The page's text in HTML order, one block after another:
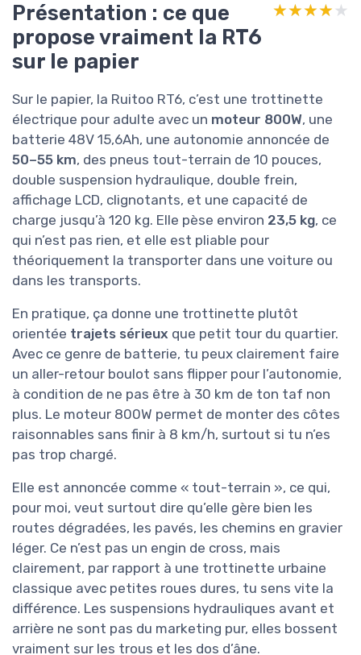
Présentation : ce que
propose vraiment la RT6
sur le papier
★★★★★
★★★★★
Sur le papier, la Ruitoo RT6, c’est une trottinette
électrique pour adulte avec un moteur 800W, une
batterie 48V 15,6Ah, une autonomie annoncée de
50–55 km, des pneus tout-terrain de 10 pouces,
double suspension hydraulique, double frein,
affichage LCD, clignotants, et une capacité de
charge jusqu’à 120 kg. Elle pèse environ 23,5 kg, ce
qui n’est pas rien, et elle est pliable pour
théoriquement la transporter dans une voiture ou
dans les transports.
En pratique, ça donne une trottinette plutôt
orientée trajets sérieux que petit tour du quartier.
Avec ce genre de batterie, tu peux clairement faire
un aller-retour boulot sans flipper pour l’autonomie,
à condition de ne pas être à 30 km de ton taf non
plus. Le moteur 800W permet de monter des côtes
raisonnables sans finir à 8 km/h, surtout si tu n’es
pas trop chargé.
Elle est annoncée comme « tout-terrain », ce qui,
pour moi, veut surtout dire qu’elle gère bien les
routes dégradées, les pavés, les chemins en gravier
léger. Ce n’est pas un engin de cross, mais
clairement, par rapport à une trottinette urbaine
classique avec petites roues dures, tu sens vite la
différence. Les suspensions hydrauliques avant et
arrière ne sont pas du marketing pur, elles bossent
vraiment sur les trous et les dos d’âne.